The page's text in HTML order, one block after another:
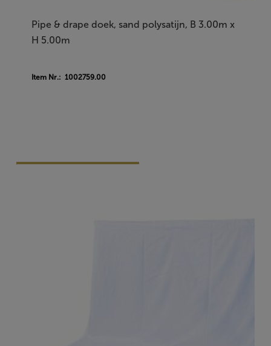
Pipe & drape doek, sand polysatijn, B 3.00m x
H 5.00m
Item Nr.: 1002759.00